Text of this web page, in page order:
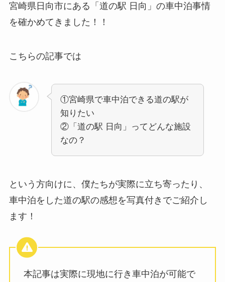
宮崎県日向市にある「道の駅 日向」の車中泊事情
を確かめてきました！！
こちらの記事では
①宮崎県で車中泊できる道の駅が
知りたい
②「道の駅 日向」ってどんな施設
なの？
という方向けに、僕たちが実際に立ち寄ったり、
車中泊をした道の駅の感想を写真付きでご紹介し
ます！
本記事は実際に現地に行き車中泊が可能で